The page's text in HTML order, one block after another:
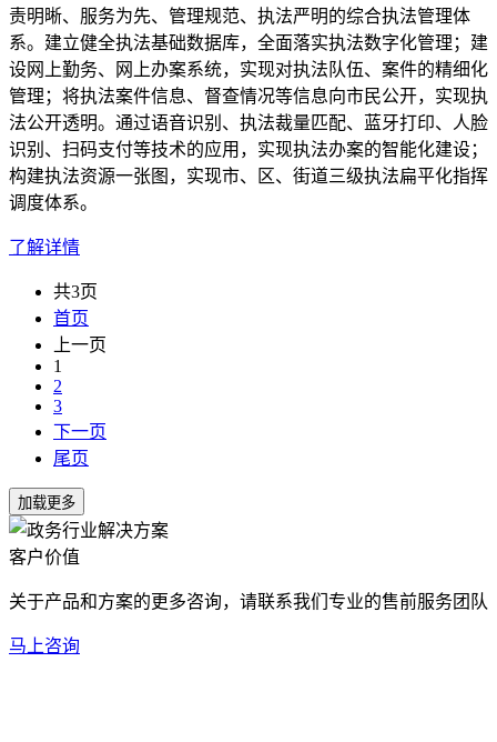
责明晰、服务为先、管理规范、执法严明的综合执法管理体
系。建立健全执法基础数据库，全面落实执法数字化管理；建
设网上勤务、网上办案系统，实现对执法队伍、案件的精细化
管理；将执法案件信息、督查情况等信息向市民公开，实现执
法公开透明。通过语音识别、执法裁量匹配、蓝牙打印、人脸
识别、扫码支付等技术的应用，实现执法办案的智能化建设；
构建执法资源一张图，实现市、区、街道三级执法扁平化指挥
调度体系。
了解详情
共3页
首页
上一页
1
2
3
下一页
尾页
客户价值
关于产品和方案的更多咨询，请联系我们专业的售前服务团队
马上咨询